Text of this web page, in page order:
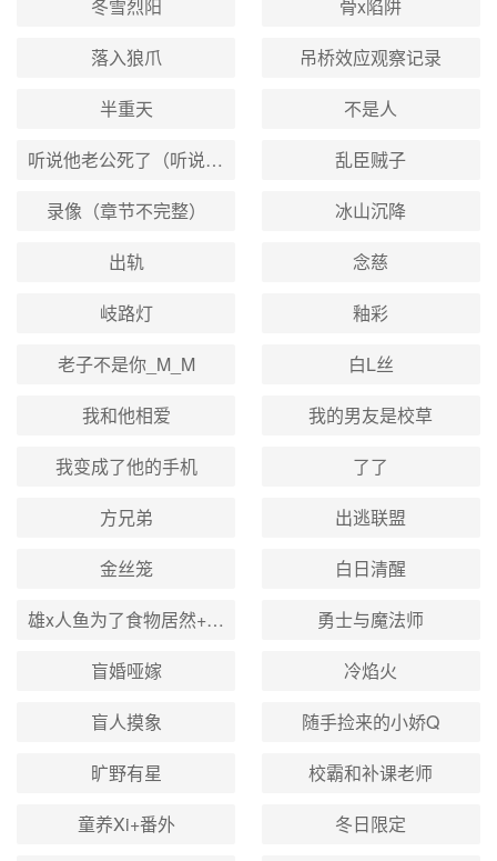
冬雪烈阳
骨x陷阱
落入狼爪
吊桥效应观察记录
半重天
不是人
听说他老公死了（听说他老公挂了）
乱臣贼子
录像（章节不完整）
冰山沉降
出轨
念慈
岐路灯
釉彩
老子不是你_M_M
白L丝
我和他相爱
我的男友是校草
我变成了他的手机
了了
方兄弟
出逃联盟
金丝笼
白日清醒
雄x人鱼为了食物居然+番外
勇士与魔法师
盲婚哑嫁
冷焰火
盲人摸象
随手捡来的小娇Q
旷野有星
校霸和补课老师
童养Xi+番外
冬日限定